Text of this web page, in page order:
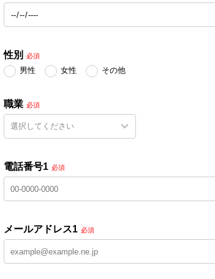
性別 必須
男性 女性 その他
職業 必須
電話番号1 必須
メールアドレス1 必須